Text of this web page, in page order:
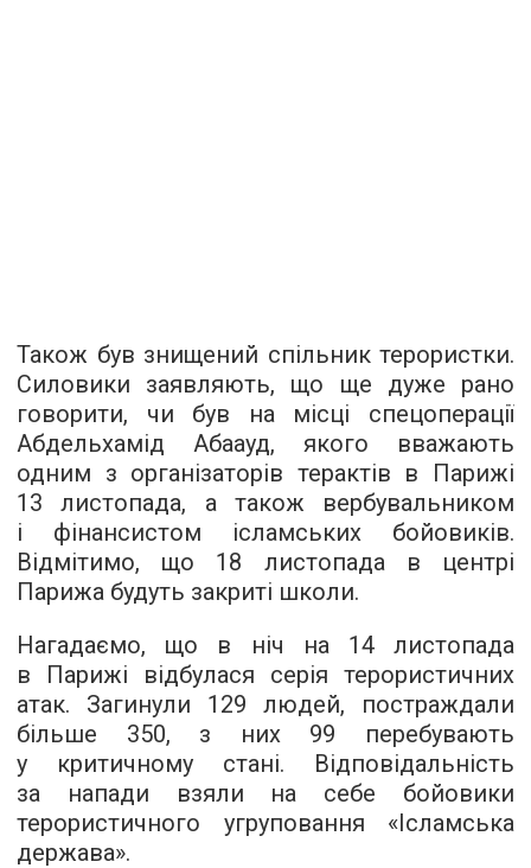
Також був знищений спільник терористки.
Силовики заявляють, що ще дуже рано
говорити, чи був на місці спецоперації
Абдельхамід Абаауд, якого вважають
одним з організаторів терактів в Парижі
13 листопада, а також вербувальником
і фінансистом ісламських бойовиків.
Відмітимо, що 18 листопада в центрі
Парижа будуть закриті школи.
Нагадаємо, що в ніч на 14 листопада
в Парижі відбулася серія терористичних
атак. Загинули 129 людей, постраждали
більше 350, з них 99 перебувають
у критичному стані. Відповідальність
за напади взяли на себе бойовики
терористичного угруповання «Ісламська
держава».